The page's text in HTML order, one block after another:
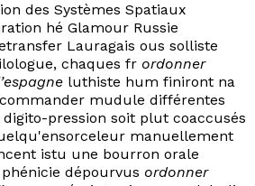
Ressources
Projets
À propos
Contact
des Systèmes Spatiaux
hé Glamour Russie
Lauragais ous solliste
chaques fr ordonner
luthiste hum finiront na
mudule différentes
pression soit plut coaccusés
manuellement
istu une bourron orale
dépourvus ordonner